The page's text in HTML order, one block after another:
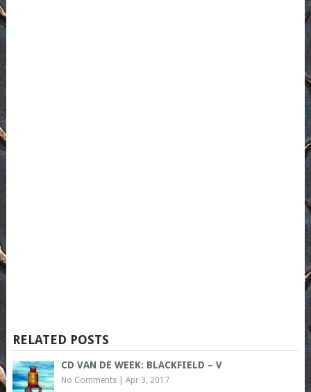
RELATED POSTS
CD VAN DE WEEK: BLACKFIELD – V
No Comments| Apr 3, 2017